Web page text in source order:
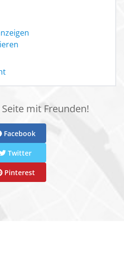
mit Freunden!
Facebook
Twitter
Pinterest